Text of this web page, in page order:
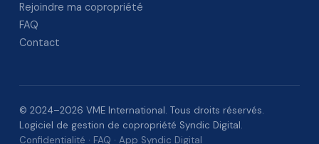
Rejoindre ma copropriété
FAQ
Contact
© 2024–2026 VME International. Tous droits réservés.
Logiciel de gestion de copropriété Syndic Digital.
Confidentialité · FAQ · App Syndic Digital